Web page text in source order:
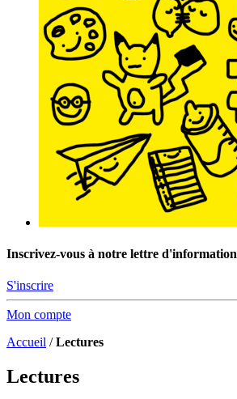
Inscrivez-vous à notre lettre d'information
S'inscrire
Mon compte
Accueil /Lectures
Lectures